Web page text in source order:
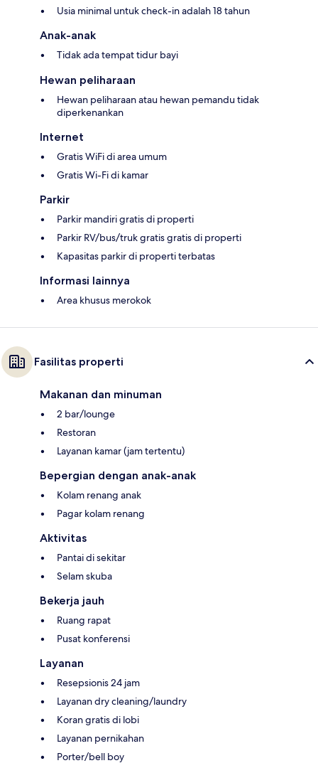
Usia minimal untuk check-in adalah 18 tahun
Anak-anak
Tidak ada tempat tidur bayi
Hewan peliharaan
Hewan peliharaan atau hewan pemandu tidak
diperkenankan
Internet
Gratis WiFi di area umum
Gratis Wi-Fi di kamar
Parkir
Parkir mandiri gratis di properti
Parkir RV/bus/truk gratis gratis di properti
Kapasitas parkir di properti terbatas
Informasi lainnya
Area khusus merokok
Fasilitas properti
Makanan dan minuman
2 bar/lounge
Restoran
Layanan kamar (jam tertentu)
Bepergian dengan anak-anak
Kolam renang anak
Pagar kolam renang
Aktivitas
Pantai di sekitar
Selam skuba
Bekerja jauh
Ruang rapat
Pusat konferensi
Layanan
Resepsionis 24 jam
Layanan dry cleaning/laundry
Koran gratis di lobi
Layanan pernikahan
Porter/bell boy